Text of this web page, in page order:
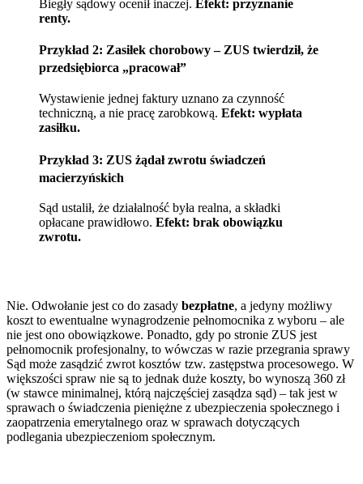
Biegły sądowy ocenił inaczej. Efekt: przyznanie
renty.
Przykład 2: Zasiłek chorobowy – ZUS twierdził, że
przedsiębiorca „pracował”
Wystawienie jednej faktury uznano za czynność
techniczną, a nie pracę zarobkową. Efekt: wypłata
zasiłku.
Przykład 3: ZUS żądał zwrotu świadczeń
macierzyńskich
Sąd ustalił, że działalność była realna, a składki
opłacane prawidłowo. Efekt: brak obowiązku
zwrotu.
Nie. Odwołanie jest co do zasady bezpłatne, a jedyny możliwy
koszt to ewentualne wynagrodzenie pełnomocnika z wyboru – ale
nie jest ono obowiązkowe. Ponadto, gdy po stronie ZUS jest
pełnomocnik profesjonalny, to wówczas w razie przegrania sprawy
Sąd może zasądzić zwrot kosztów tzw. zastępstwa procesowego. W
większości spraw nie są to jednak duże koszty, bo wynoszą 360 zł
(w stawce minimalnej, którą najczęściej zasądza sąd) – tak jest w
sprawach o świadczenia pieniężne z ubezpieczenia społecznego i
zaopatrzenia emerytalnego oraz w sprawach dotyczących
podlegania ubezpieczeniom społecznym.